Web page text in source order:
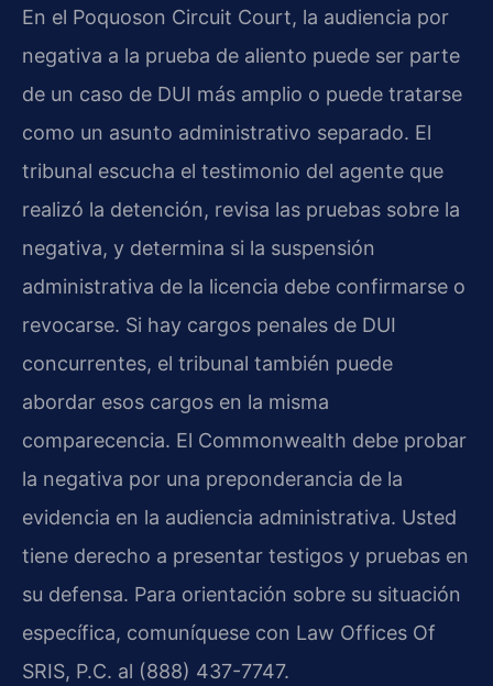
En el Poquoson Circuit Court, la audiencia por
negativa a la prueba de aliento puede ser parte
de un caso de DUI más amplio o puede tratarse
como un asunto administrativo separado. El
tribunal escucha el testimonio del agente que
realizó la detención, revisa las pruebas sobre la
negativa, y determina si la suspensión
administrativa de la licencia debe confirmarse o
revocarse. Si hay cargos penales de DUI
concurrentes, el tribunal también puede
abordar esos cargos en la misma
comparecencia. El Commonwealth debe probar
la negativa por una preponderancia de la
evidencia en la audiencia administrativa. Usted
tiene derecho a presentar testigos y pruebas en
su defensa. Para orientación sobre su situación
específica, comuníquese con Law Offices Of
SRIS, P.C. al (888) 437-7747.